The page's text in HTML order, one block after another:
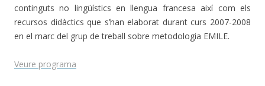
continguts no lingüístics en llengua francesa així com els
recursos didàctics que s’han elaborat durant curs 2007-2008
en el marc del grup de treball sobre metodologia EMILE.
Veure programa